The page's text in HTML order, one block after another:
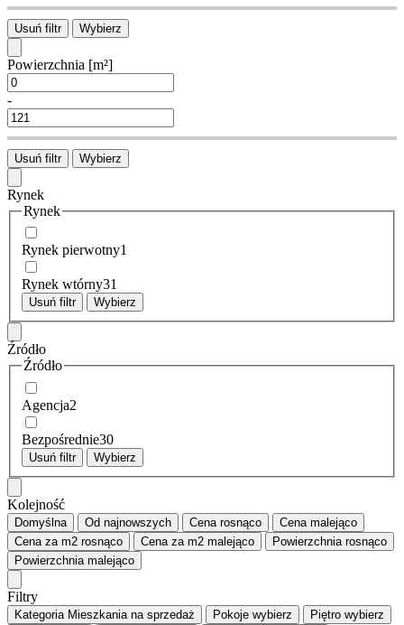
Usuń filtr Wybierz
Powierzchnia [m²]
-
Usuń filtr Wybierz
Rynek
Rynek
Rynek pierwotny1
Rynek wtórny31
Usuń filtr Wybierz
Źródło
Źródło
Agencja2
Bezpośrednie30
Usuń filtr Wybierz
Kolejność
Domyślna Od najnowszych Cena rosnąco Cena malejąco
Cena za m2 rosnąco Cena za m2 malejąco Powierzchnia rosnąco
Powierzchnia malejąco
Filtry
Kategoria Mieszkania na sprzedaż Pokoje wybierz Piętro wybierz